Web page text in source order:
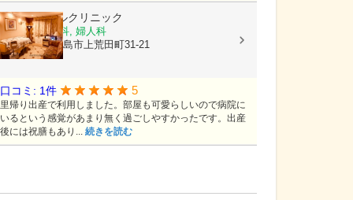
平野エンゼルクリニック
産婦人科, 産科, 婦人科
鹿児島県鹿児島市上荒田町31-21
口コミ: 1件 5
里帰り出産で利用しました。部屋も可愛らしいので病院に
いるという感覚があまり無く過ごしやすかったです。出産
後には祝膳もあり... 続きを読む